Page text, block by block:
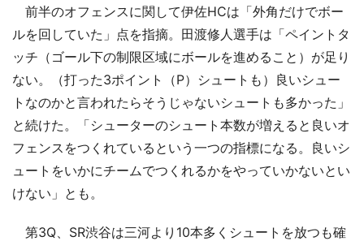
前半のオフェンスに関して伊佐HCは「外角だけでボー
ルを回していた」点を指摘。田渡修人選手は「ペイントタ
ッチ（ゴール下の制限区域にボールを進めること）が足り
ない。（打った3ポイント（P）シュートも）良いシュー
トなのかと言われたらそうじゃないシュートも多かった」
と続けた。「シューターのシュート本数が増えると良いオ
フェンスをつくれているという一つの指標になる。良いシ
ュートをいかにチームでつくれるかをやっていかないとい
けない」とも。
第3Q、SR渋谷は三河より10本多くシュートを放つも確